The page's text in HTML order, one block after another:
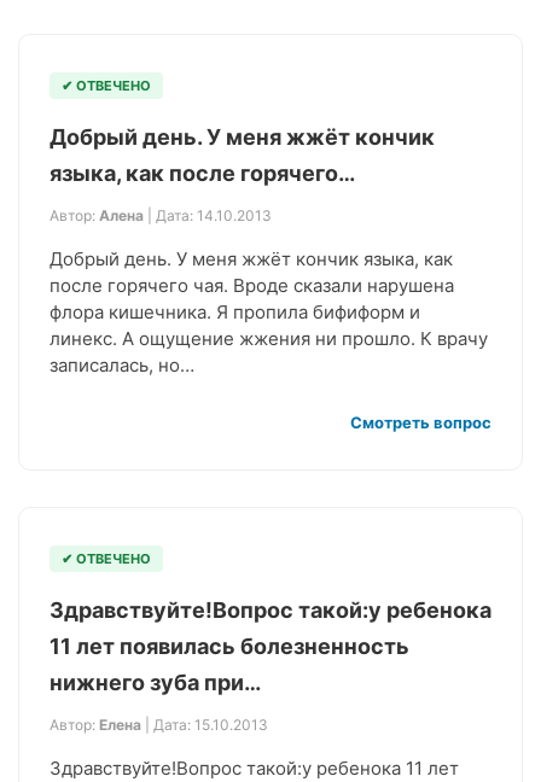
✔ ОТВЕЧЕНО
Добрый день. У меня жжёт кончик
языка, как после горячего…
Автор: Алена | Дата: 14.10.2013
Добрый день. У меня жжёт кончик языка, как
после горячего чая. Вроде сказали нарушена
флора кишечника. Я пропила бифиформ и
линекс. А ощущение жжения ни прошло. К врачу
записалась, но…
Смотреть вопрос
✔ ОТВЕЧЕНО
Здравствуйте!Вопрос такой:у ребенока
11 лет появилась болезненность
нижнего зуба при…
Автор: Елена | Дата: 15.10.2013
Здравствуйте!Вопрос такой:у ребенока 11 лет